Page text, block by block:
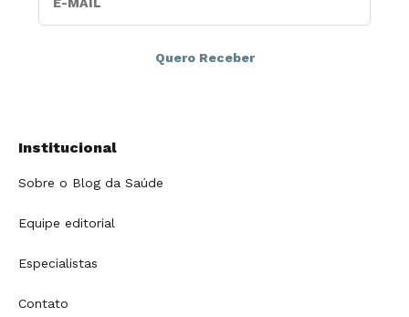
Institucional
Sobre o Blog da Saúde
Equipe editorial
Especialistas
Contato